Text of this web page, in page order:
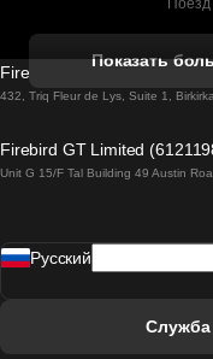
Показать
Firebird GT Limited (OC
432, Triq Fleur de Lys, Suite 1,
Firebird GT Limited
Unit G 15/F Tal Building 49 Austin
Pусский
Служба